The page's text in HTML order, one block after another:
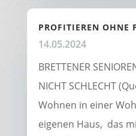
PROFITIEREN OHNE
14.05.2024
BRETTENER
NICHT SCHLECHT
Wohnen in einer
eigenen Haus, das